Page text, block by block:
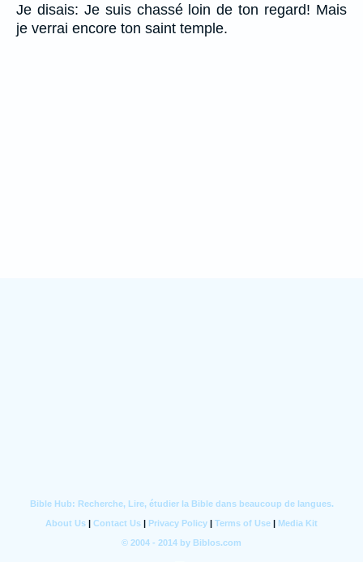
Je disais: Je suis chassé loin de ton regard! Mais
je verrai encore ton saint temple.